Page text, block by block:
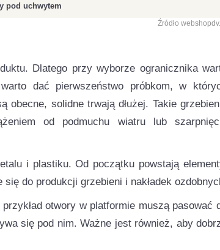
pod uchwytem
Źródło
Dlatego przy wyborze ogranicznika
dać pierwszeństwo próbkom, w
solidne trwają dłużej. Takie
od podmuchu wiatru lub
i plastiku. Od początku powstają
do produkcji grzebieni i nakładek
otwory w platformie muszą pasować
się pod nim. Ważne jest również, aby